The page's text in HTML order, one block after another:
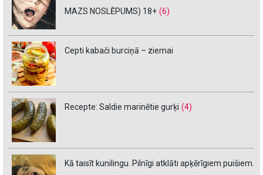
MAZS NOSLĒPUMS) 18+ (6)
Cepti kabači burciņā – ziemai
Recepte: Saldie marinētie gurķi (4)
Kā taisīt kunilingu. Pilnīgi atklāti apķērīgiem puišiem.